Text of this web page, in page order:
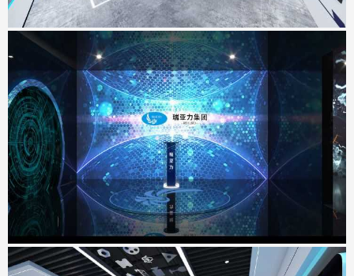
瑞亚力集团展厅
地点：广东省深圳市